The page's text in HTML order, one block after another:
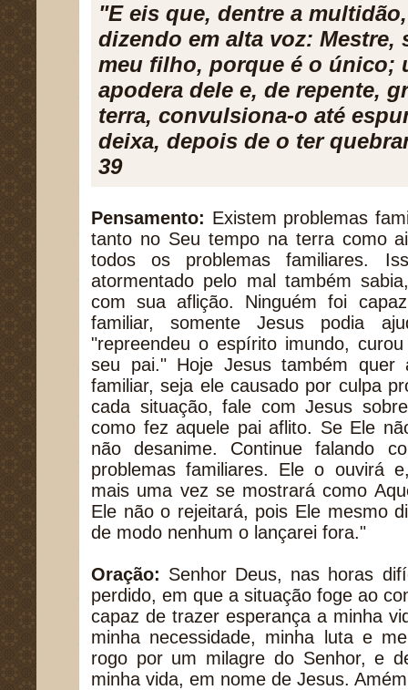
"E eis que, dentre a
dizendo em alta voz: Mestre,
meu filho, porque é o único;
apodera dele e, de repente,
terra, convulsiona-o até
deixa, depois de o ter
39
Pensamento: Existem problemas
tanto no Seu tempo na terra como
todos os problemas familiares.
atormentado pelo mal também
com sua aflição. Ninguém foi
familiar, somente Jesus podia
"repreendeu o espírito imundo,
seu pai." Hoje Jesus também quer
familiar, seja ele causado por culpa
cada situação, fale com Jesus
como fez aquele pai aflito. Se Ele
não desanime. Continue falando
problemas familiares. Ele o ouvirá
mais uma vez se mostrará como
Ele não o rejeitará, pois Ele mesmo
de modo nenhum o lançarei fora."
Oração: Senhor Deus, nas horas
perdido, em que a situação foge ao
capaz de trazer esperança a minha
minha necessidade, minha luta e
rogo por um milagre do Senhor, e
minha vida, em nome de Jesus.